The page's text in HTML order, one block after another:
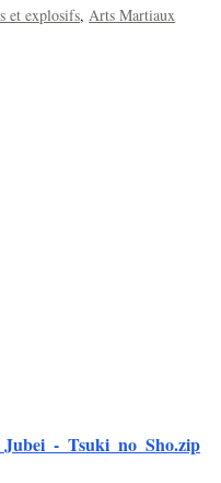
et explosifs Arts Martiaux
_Tsuki_no_Sho.zip